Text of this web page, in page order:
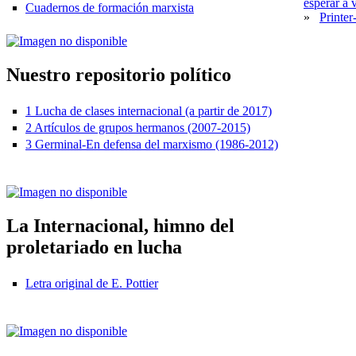
Cuadernos de formación marxista
Nuestro repositorio político
1 Lucha de clases internacional (a partir de 2017)
2 Artículos de grupos hermanos (2007-2015)
3 Germinal-En defensa del marxismo (1986-2012)
La Internacional, himno del
proletariado en lucha
Letra original de E. Pottier
»